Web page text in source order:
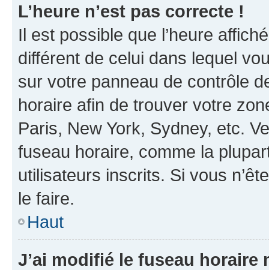
L’heure n’est pas correcte !
Il est possible que l’heure
différent de celui dans lequel
sur votre panneau de contrôle
horaire afin de trouver votre
Paris, New York, Sydney, etc.
fuseau horaire, comme la
utilisateurs inscrits. Si vous
le faire.
Haut
J’ai modifié le fuseau horaire